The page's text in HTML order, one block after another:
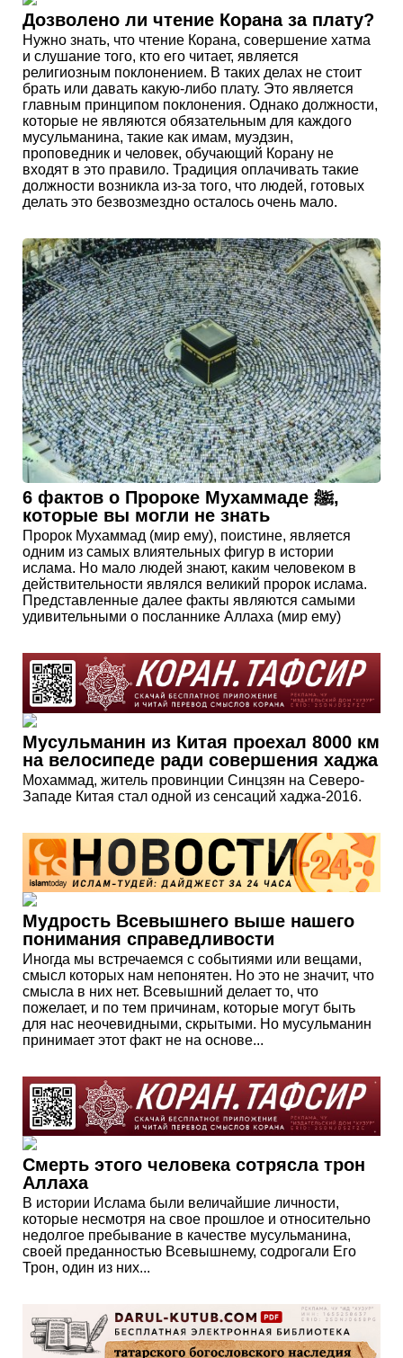
Дозволено ли чтение Корана за плату?
Нужно знать, что чтение Корана, совершение хатма
и слушание того, кто его читает, является
религиозным поклонением. В таких делах не стоит
брать или давать какую-либо плату. Это является
главным принципом поклонения. Однако должности,
которые не являются обязательным для каждого
мусульманина, такие как имам, муэдзин,
проповедник и человек, обучающий Корану не
входят в это правило. Традиция оплачивать такие
должности возникла из-за того, что людей, готовых
делать это безвозмездно осталось очень мало.
6 фактов о Пророке Мухаммаде ﷺ,
которые вы могли не знать
Пророк Мухаммад (мир ему), поистине, является
одним из самых влиятельных фигур в истории
ислама. Но мало людей знают, каким человеком в
действительности являлся великий пророк ислама.
Представленные далее факты являются самыми
удивительными о посланнике Аллаха (мир ему)
Мусульманин из Китая проехал 8000 км
на велосипеде ради совершения хаджа
Мохаммад, житель провинции Синцзян на Северо-
Западе Китая стал одной из сенсаций хаджа-2016.
Мудрость Всевышнего выше нашего
понимания справедливости
Иногда мы встречаемся с событиями или вещами,
смысл которых нам непонятен. Но это не значит, что
смысла в них нет. Всевышний делает то, что
пожелает, и по тем причинам, которые могут быть
для нас неочевидными, скрытыми. Но мусульманин
принимает этот факт не на основе...
Смерть этого человека сотрясла трон
Аллаха
В истории Ислама были величайшие личности,
которые несмотря на свое прошлое и относительно
недолгое пребывание в качестве мусульманина,
своей преданностью Всевышнему, содрогали Его
Трон, один из них...